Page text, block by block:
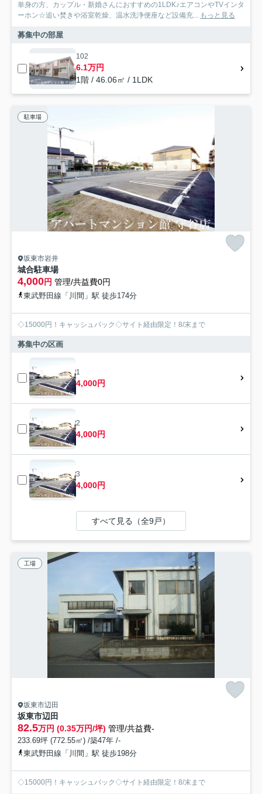
単身の方、カップル・新婚さんにおすすめの1LDK♪エアコンやTVインタ
ーホン☆追い焚きや浴室乾燥、温水洗浄便座など設備充... もっと見る
募集中の部屋
102
6.1万円
1階 / 46.06㎡ / 1LDK
駐車場
坂東市岩井
城合駐車場
4,000円 管理/共益費0円
東武野田線「川間」駅 徒歩174分
◇15000円！キャッシュバック◇サイト経由限定！8/末まで
募集中の区画
1
4,000円
2
4,000円
3
4,000円
すべて見る（全9戸）
工場
坂東市辺田
坂東市辺田
82.5万円 (0.35万円/坪) 管理/共益費-
233.69坪 (772.55㎡) /築47年 /-
東武野田線「川間」駅 徒歩198分
◇15000円！キャッシュバック◇サイト経由限定！8/末まで